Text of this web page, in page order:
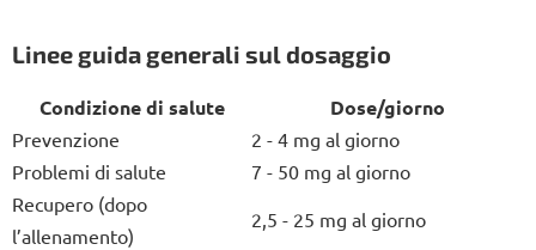
Linee guida generali sul dosaggio
Condizione di salute Dose/giorno
Prevenzione
2 - 4 mg al giorno
Problemi di salute
7 - 50 mg al giorno
Recupero (dopo
l’allenamento)
2,5 - 25 mg al giorno